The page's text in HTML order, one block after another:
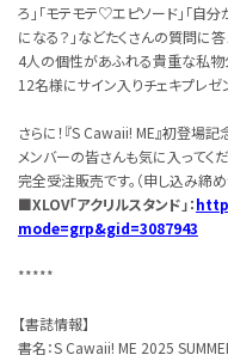
ろ」「モテモテ♡エピソード」「自
になる？」などたくさんの質問に答
4人の個性があふれる貴重な私物
12名様にサイン入りチェキプレゼ
さらに！『S Cawaii! ME』初登場記
メンバーの皆さんも気に入ってく
完全受注販売です。（申し込み締
■XLOV「アクリルスタンド」：
mode=grp&gid=3087943
*****
【書誌情報】
書名：S Cawaii! ME 2025